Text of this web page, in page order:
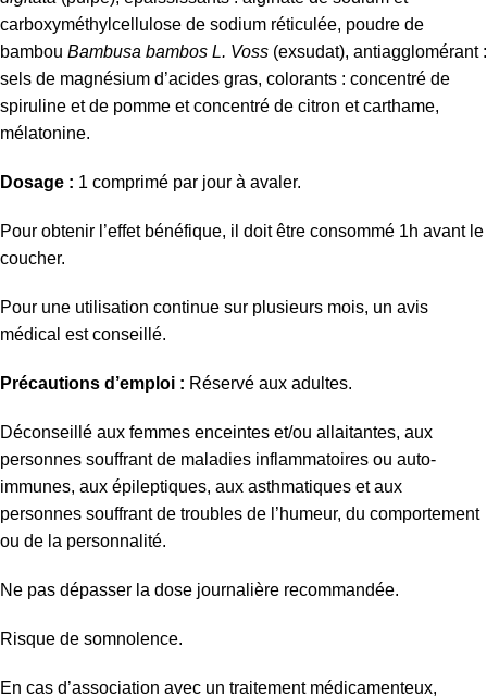
carboxyméthylcellulose de sodium réticulée, poudre de
bambou Bambusa bambos L. Voss (exsudat), antiagglomérant :
sels de magnésium d’acides gras, colorants : concentré de
spiruline et de pomme et concentré de citron et carthame,
mélatonine.
Dosage : 1 comprimé par jour à avaler.
Pour obtenir l’effet bénéfique, il doit être consommé 1h avant le
coucher.
Pour une utilisation continue sur plusieurs mois, un avis
médical est conseillé.
Précautions d’emploi : Réservé aux adultes.
Déconseillé aux femmes enceintes et/ou allaitantes, aux
personnes souffrant de maladies inflammatoires ou auto-
immunes, aux épileptiques, aux asthmatiques et aux
personnes souffrant de troubles de l’humeur, du comportement
ou de la personnalité.
Ne pas dépasser la dose journalière recommandée.
Risque de somnolence.
En cas d’association avec un traitement médicamenteux,